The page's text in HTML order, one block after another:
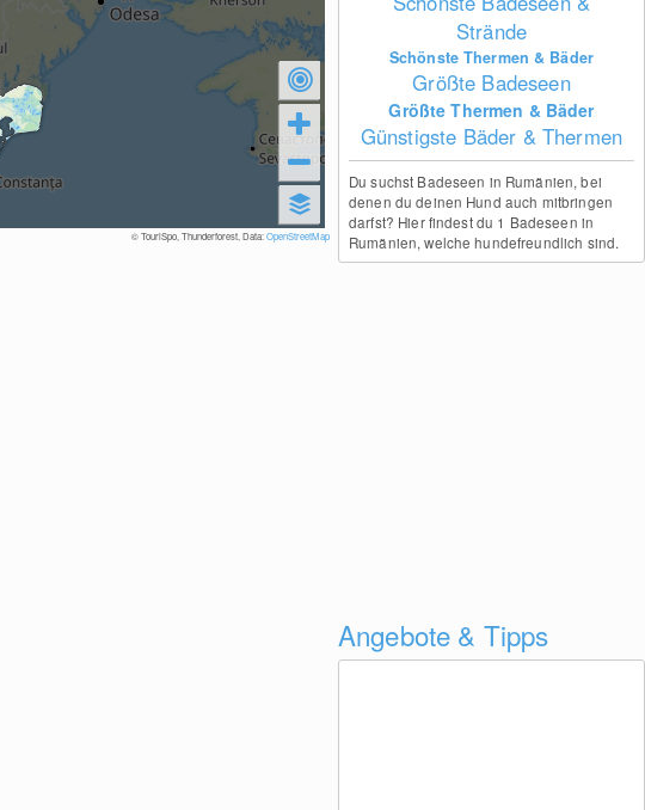
© TouriSpo, Thunderforest, Data:OpenStreetMap
Strände
Schönste Thermen & Bäder
Größte Badeseen
Größte Thermen & Bäder
Günstigste Bäder & Thermen
Du suchst Badeseen in Rumänien, bei
denen du deinen Hund auch mitbringen
darfst? Hier findest du 1 Badeseen in
Rumänien, welche hundefreundlich sind.
Angebote & Tipps